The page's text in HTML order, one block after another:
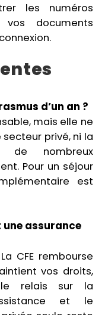
les numéros
vos documents
d’un an ?
mais elle ne
privé, ni la
de nombreux
Pour un séjour
est
une assurance
CFE rembourse
vos droits,
le relais sur la
et le